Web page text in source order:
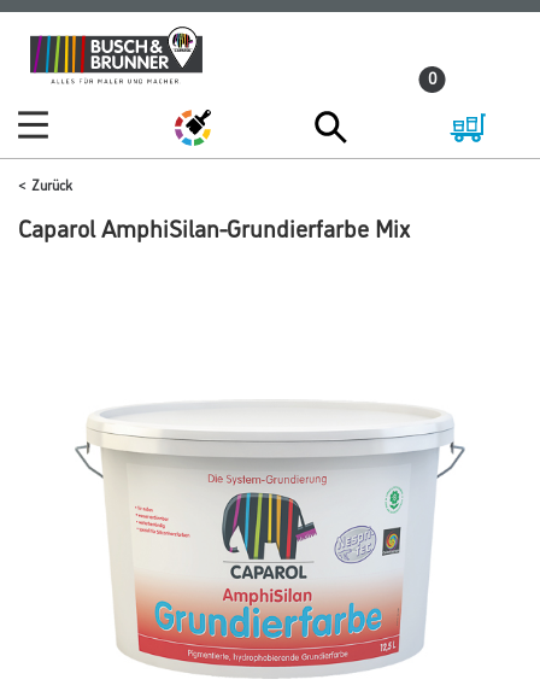
Zum
Inhalt
Zum
Navigationsmenü
0
Zurück
Caparol AmphiSilan-Grundierfarbe Mix